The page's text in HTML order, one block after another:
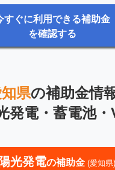
すぐに利用できる補助金
を確認する
県の補助金情
発電・蓄電池・
光発電の補助金 (愛知県)